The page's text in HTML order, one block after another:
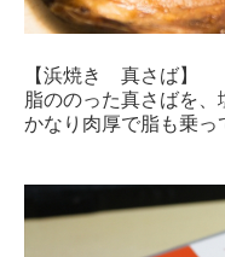
【浜焼き 真さば】
脂ののった真さばを、
かなり肉厚で脂も乗っ